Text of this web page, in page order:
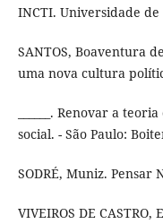
INCTI. Universidade de
SANTOS, Boaventura
uma nova cultura
______. Renovar a
social. - São Paulo:
SODRÉ, Muniz. Pensar
VIVEIROS DE